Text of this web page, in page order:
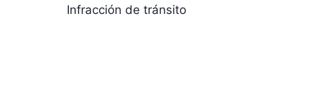
Infracción de tránsito